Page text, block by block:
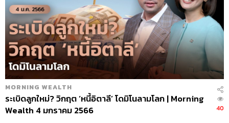
MORNING WEALTH
ระเบิดลูกใหม่? วิกฤต ‘หนี้อิตาลี’ โดมิโนลามโลก | Morning
Wealth 4 มกราคม 2566
40